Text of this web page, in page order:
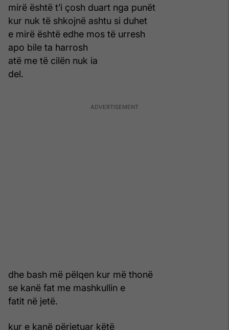
mirë është t’i çosh duart nga punët
kur nuk të shkojnë ashtu si duhet
e mirë është edhe mos të urresh
apo bile ta harrosh
atë me të cilën nuk ia
del.
dhe bash më pëlqen kur më thonë
se kanë fat me mashkullin e
fatit në jetë.
kur e kanë përjetuar këtë